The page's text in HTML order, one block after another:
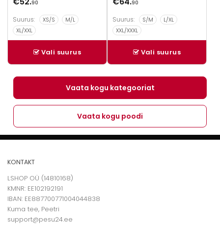
90
Suurus: XS/S
M/L
XL/XXL
Vali suurus
90
Suurus: S/M
L/XL
XXL/XXXL
Vali suurus
Vaata kogu kategooriat
Vaata kogu poodi
KONTAKT
LSHOP OÜ (14810168)
KMNR: EE102192191
IBAN: EE887700771004044838
Kuma tee, Peetri
support@pesu24.ee